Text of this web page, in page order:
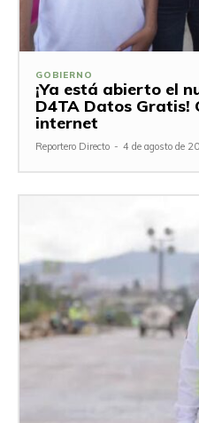
GOBIERNO
¡Ya está abierto el
D4TA Datos Gratis!
internet
Reportero Directo - 4 de agosto de